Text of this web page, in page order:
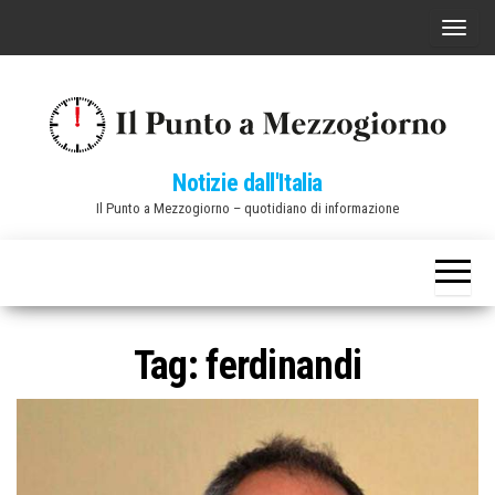
C
a
v
a
Notizie dall'Italia
Il Punto a Mezzogiorno – quotidiano di informazione
Tag:ferdinandi